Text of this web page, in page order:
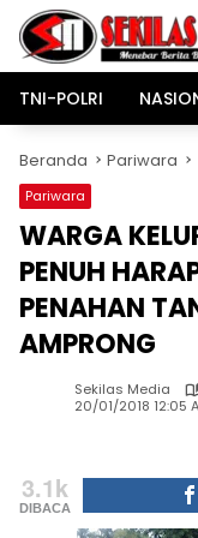
Langsung
konten
TNI-POLRI
Beranda Pariwara
Pariwara
WARGA
PENUH
PENAHAN
AMPRONG
Sekilas Media
20/01/2018 12:05
3.1k
DIBACA